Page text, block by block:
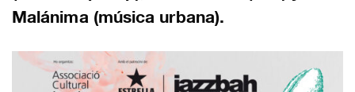
Malánima (música urbana).